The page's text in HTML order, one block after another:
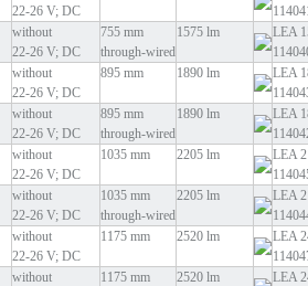
22-26 V; DC
without
22-26 V; DC
755 mm
through-wired
1575 lm
LEA
without
22-26 V; DC
895 mm 1890 lm
LEA
without
22-26 V; DC
895 mm
through-wired
1890 lm
LEA
without
22-26 V; DC
1035 mm 2205 lm
LEA
without
22-26 V; DC
1035 mm
through-wired
2205 lm
LEA
without
22-26 V; DC
1175 mm 2520 lm
LEA
without
1175 mm
2520 lm
LEA